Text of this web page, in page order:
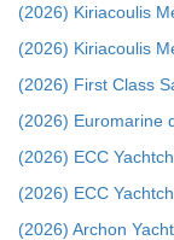
(2026) Kiriacoulis
(2026) Kiriacoulis
(2026) First Class
(2026) Euromarine
(2026) ECC
(2026) ECC
(2026) Archon